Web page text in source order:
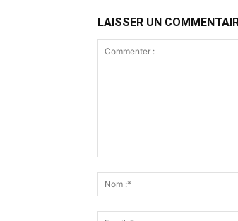
LAISSER UN